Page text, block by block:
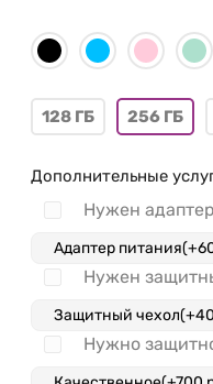
128 ГБ 256 ГБ
Дополнительные
Нужен
Нужен
Нужно